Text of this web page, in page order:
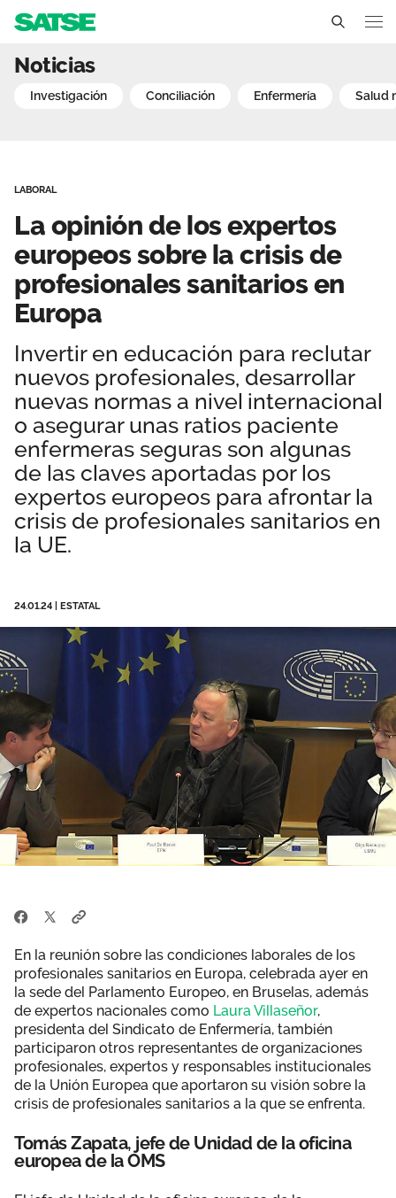
Delegados Sindicales
Estructura organizativa
Transparencia
Secciones sindicales
Servicios
Ventajas
Actualidad
Temas
Sala de prensa
Perspectivas
Vídeos
Documentos
Sedes
Contáctanos
Área privada
Únete
La opinión de los
Noticias
investigación conciliación enfermería salud
LABORAL
La opinión de los expertos
europeos sobre la crisis de
profesionales sanitarios en
Europa
Invertir en educación para reclutar
nuevos profesionales, desarrollar
nuevas normas a nivel internacional
o asegurar unas ratios paciente
enfermeras seguras son algunas
de las claves aportadas por los
expertos europeos para afrontar la
crisis de profesionales sanitarios en
la UE.
24.01.24 ESTATAL
En la reunión sobre las condiciones laborales de los
profesionales sanitarios en Europa, celebrada ayer en
la sede del Parlamento Europeo, en Bruselas, además
de expertos nacionales como Laura Villaseñor,
presidenta del Sindicato de Enfermería, también
participaron otros representantes de organizaciones
profesionales, expertos y responsables institucionales
de la Unión Europea que aportaron su visión sobre la
crisis de profesionales sanitarios a la que se enfrenta.
Tomás Zapata, jefe de Unidad de la oficina
europea de la OMS